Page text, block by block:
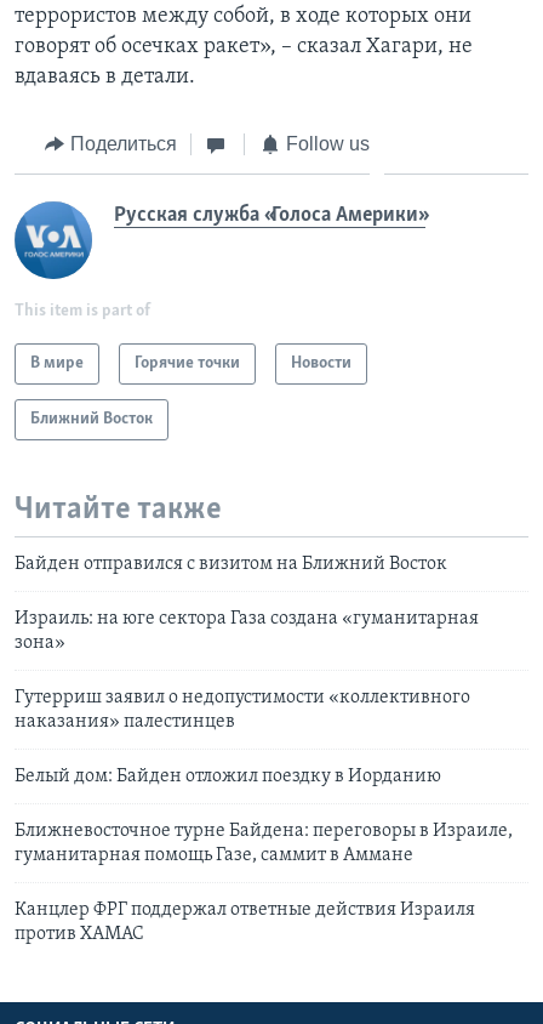
террористов между собой, в ходе которых они
говорят об осечках ракет», – сказал Хагари, не
вдаваясь в детали.
Поделиться Follow us
Русская служба «Голоса Америки»
This item is part of
В мире Горячие точки Новости
Ближний Восток
Читайте также
Байден отправился с визитом на Ближний Восток
Израиль: на юге сектора Газа создана «гуманитарная
зона»
Гутерриш заявил о недопустимости «коллективного
наказания» палестинцев
Белый дом: Байден отложил поездку в Иорданию
Ближневосточное турне Байдена: переговоры в Израиле,
гуманитарная помощь Газе, саммит в Аммане
Канцлер ФРГ поддержал ответные действия Израиля
против ХАМАС